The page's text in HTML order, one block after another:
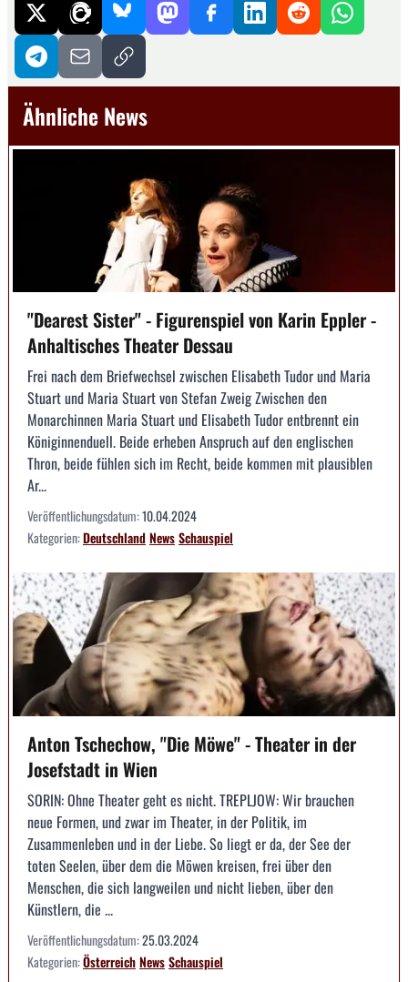
Ähnliche News
"Dearest Sister" - Figurenspiel von Karin Eppler -
Anhaltisches Theater Dessau
Frei nach dem Briefwechsel zwischen Elisabeth Tudor und Maria
Stuart und Maria Stuart von Stefan Zweig Zwischen den
Monarchinnen Maria Stuart und Elisabeth Tudor entbrennt ein
Königinnenduell. Beide erheben Anspruch auf den englischen
Thron, beide fühlen sich im Recht, beide kommen mit plausiblen
Ar...
Veröffentlichungsdatum:10.04.2024
Kategorien:DeutschlandNewsSchauspiel
Anton Tschechow, "Die Möwe" - Theater in der
Josefstadt in Wien
SORIN: Ohne Theater geht es nicht. TREPLJOW: Wir brauchen
neue Formen, und zwar im Theater, in der Politik, im
Zusammenleben und in der Liebe. So liegt er da, der See der
toten Seelen, über dem die Möwen kreisen, frei über den
Menschen, die sich langweilen und nicht lieben, über den
Künstlern, die ...
Veröffentlichungsdatum:25.03.2024
Kategorien:ÖsterreichNewsSchauspiel